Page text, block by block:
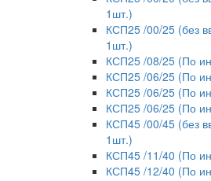
1шт.)
КСП25 /00/25 (без
1шт.)
КСП25 /08/25 (По
КСП25 /06/25 (По
КСП25 /06/25 (По
КСП25 /06/25 (По
КСП45 /00/45 (без
1шт.)
КСП45 /11/40 (По
КСП45 /12/40 (По